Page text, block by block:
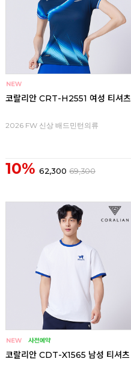
코랄리안 CRT-H2551 여성 티셔츠
2026 FW 신상 배드민턴의류
10% 62,300 69,300
코랄리안 CDT-X1565 남성 티셔츠